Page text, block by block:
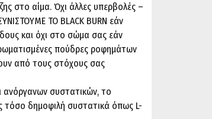
στο αίμα. Όχι άλλες υπερβολές –
TO BLACK BURN εάν
και όχι στο σώμα σας εάν
πούδρες ροφημάτων
από τους στόχους σας
ανόργανων συστατικών, το
τόσο δημοφιλή συστατικά όπως L-